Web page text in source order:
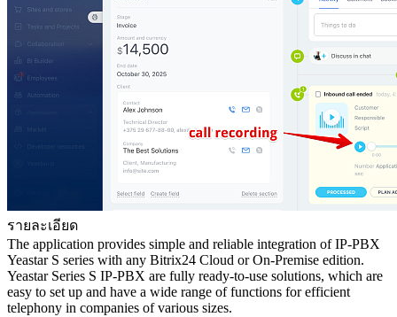
รายละเอียด
The application provides simple and reliable integration of IP-PBX
Yeastar S series with any Bitrix24 Сloud or On-Premise edition.
Yeastar Series S IP-PBX are fully ready-to-use solutions, which are
easy to set up and have a wide range of functions for efficient
telephony in companies of various sizes.